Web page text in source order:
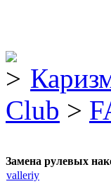
Club >
Замена рулевых
valleriy